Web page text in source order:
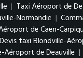
| Taxi Aéroport de
Normandie |
de Caen-
Devis taxi Blondville-
Aéroport de Deauville |